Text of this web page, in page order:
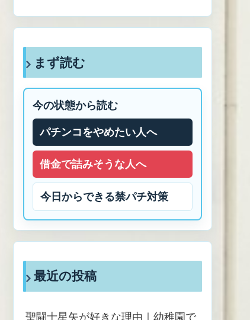
まず読む
今の状態から読む
パチンコをやめたい人へ
借金で詰みそうな人へ
今日からできる禁パチ対策
最近の投稿
聖闘士星矢が好きな理由｜幼稚園で